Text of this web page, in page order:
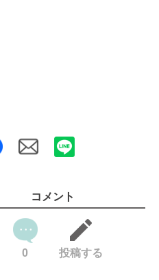
は明日の風が吹く～」
さい」
バカ天国と地獄」
のパチンコ徹底捜査!」
」
台」
コメント
0 投稿する